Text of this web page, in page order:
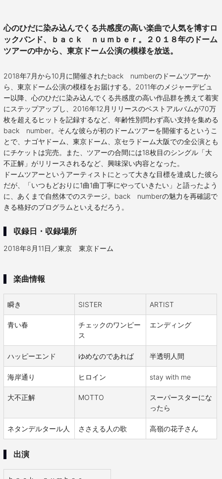
心のひだに染み込んでくる共感度の高い楽曲で人気を博すロ
ックバンド、ｂａｃｋ ｎｕｍｂｅｒ。２０１８年のドーム
ツアーの中から、東京ドーム公演の模様を放送。
2018年7月から10月に開催されたback numberのドームツアーか
ら、東京ドーム公演の模様をお届けする。2011年のメジャーデビュ
ー以降、心のひだに染み込んでくる共感度の高い作品群を携えて着実
にステップアップし、2016年12月リリースのベストアルバムが70万
枚を超えるヒットを記録するなど、年齢性別問わず高い支持を集める
back number。そんな彼らが初のドームツアーを開催するというこ
とで、ナゴヤドーム、東京ドーム、京セラドーム大阪での全公演とも
にチケットは完売。また、ツアーの合間には18枚目のシングル「大
不正解」がリリースされるなど、興味深い内容となった。
ドームツアーというアーティストにとって大きな目標を達成した彼ら
だが、「いつもどおりに1曲1曲丁寧にやっていきたい」と語ったよう
に、あくまで自然体でのステージ。back numberの魅力を再確認で
きる格好のプログラムといえるだろう。
収録日・収録場所
2018年8月11日／東京 東京ドーム
楽曲情報
瞬き SISTER ARTIST
青い春
チェックのワンピー
ス
エンディング
ハッピーエンド ゆめなのであれば 半透明人間
海岸通り ヒロイン stay with me
大不正解 MOTTO
スーパースターにな
ったら
ネタンデルタール人 ささえる人の歌 高嶺の花子さん
出演